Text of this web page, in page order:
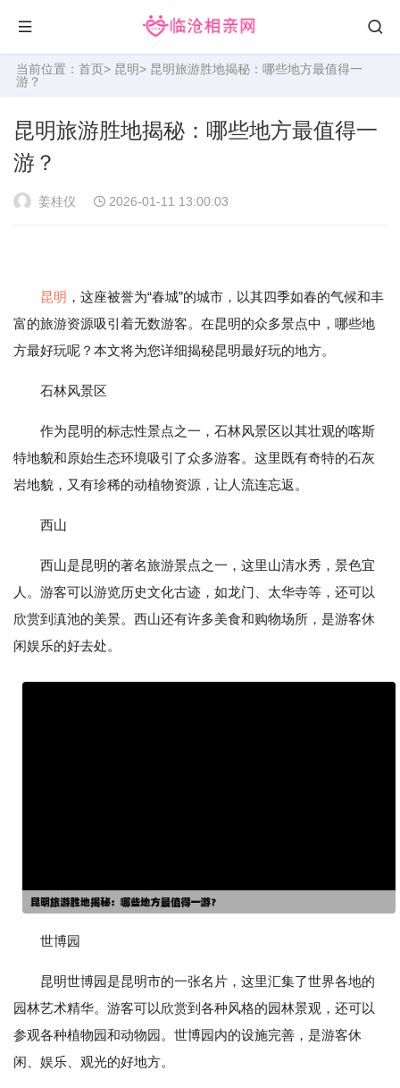
当前位置： 首页> 昆明> 昆明旅游胜地揭秘：哪些地方最值得一
游？
昆明旅游胜地揭秘：哪些地方最值得一
游？
姜桂仪 2026-01-11 13:00:03
昆明 ，这座被誉为“春城”的城市，以其四季如春的气候和丰
富的旅游资源吸引着无数游客。在昆明的众多景点中，哪些地
方最好玩呢？本文将为您详细揭秘昆明最好玩的地方。
石林风景区
作为昆明的标志性景点之一，石林风景区以其壮观的喀斯
特地貌和原始生态环境吸引了众多游客。这里既有奇特的石灰
岩地貌，又有珍稀的动植物资源，让人流连忘返。
西山
西山是昆明的著名旅游景点之一，这里山清水秀，景色宜
人。游客可以游览历史文化古迹，如龙门、太华寺等，还可以
欣赏到滇池的美景。西山还有许多美食和购物场所，是游客休
闲娱乐的好去处。
世博园
昆明世博园是昆明市的一张名片，这里汇集了世界各地的
园林艺术精华。游客可以欣赏到各种风格的园林景观，还可以
参观各种植物园和动物园。世博园内的设施完善，是游客休
闲、娱乐、观光的好地方。